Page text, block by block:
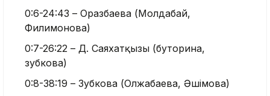
0:6-24:43 – Оразбаева (Молдабай,
Филимонова)
0:7-26:22 – Д. Саяхатқызы (буторина,
зубкова)
0:8-38:19 – Зубкова (Олжабаева, Әшімова)